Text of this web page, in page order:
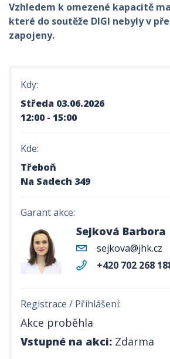
Vzhledem k omezené kapacitě
které do soutěže DIGI nebyly v
zapojeny.
Kdy:
Středa 03.06.2026
12:00 - 15:00
Kde:
Třeboň
Na Sadech 349
Garant akce:
Sejková Barbora
sejkova@jhk.cz
+420 702 268
Registrace / Přihlášení:
Akce proběhla
Vstupné na akci: Zdarma